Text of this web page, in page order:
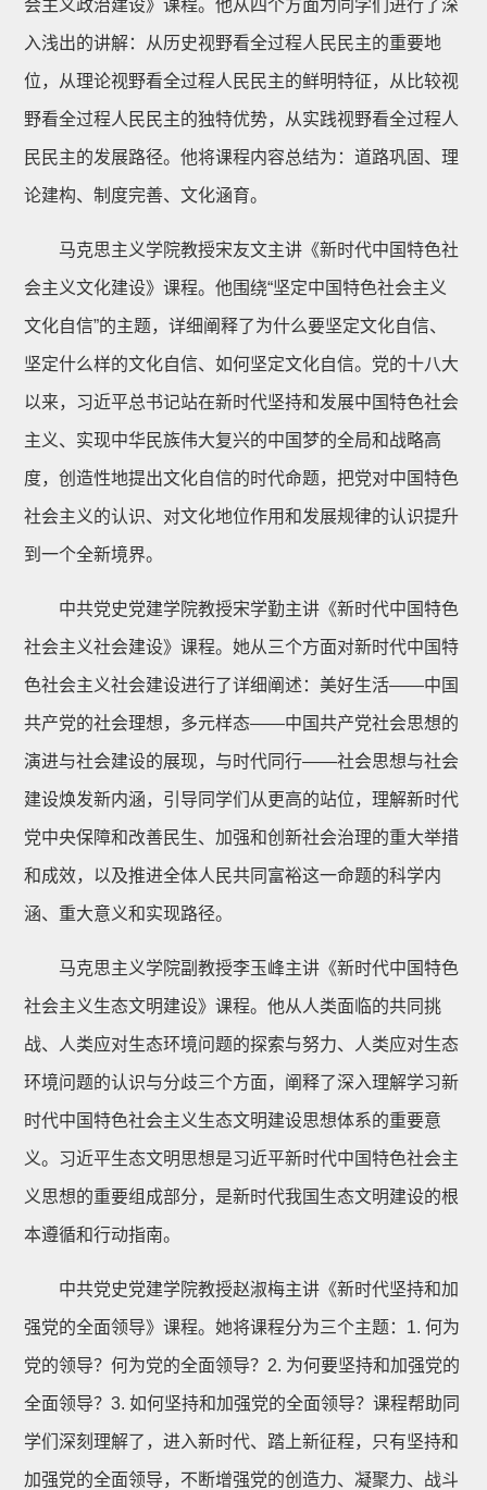
会主义政治建设》课程。他从四个方面为同学们进行了深
入浅出的讲解：从历史视野看全过程人民民主的重要地
位，从理论视野看全过程人民民主的鲜明特征，从比较视
野看全过程人民民主的独特优势，从实践视野看全过程人
民民主的发展路径。他将课程内容总结为：道路巩固、理
论建构、制度完善、文化涵育。
马克思主义学院教授宋友文主讲《新时代中国特色社
会主义文化建设》课程。他围绕“坚定中国特色社会主义
文化自信”的主题，详细阐释了为什么要坚定文化自信、
坚定什么样的文化自信、如何坚定文化自信。党的十八大
以来，习近平总书记站在新时代坚持和发展中国特色社会
主义、实现中华民族伟大复兴的中国梦的全局和战略高
度，创造性地提出文化自信的时代命题，把党对中国特色
社会主义的认识、对文化地位作用和发展规律的认识提升
到一个全新境界。
中共党史党建学院教授宋学勤主讲《新时代中国特色
社会主义社会建设》课程。她从三个方面对新时代中国特
色社会主义社会建设进行了详细阐述：美好生活——中国
共产党的社会理想，多元样态——中国共产党社会思想的
演进与社会建设的展现，与时代同行——社会思想与社会
建设焕发新内涵，引导同学们从更高的站位，理解新时代
党中央保障和改善民生、加强和创新社会治理的重大举措
和成效，以及推进全体人民共同富裕这一命题的科学内
涵、重大意义和实现路径。
马克思主义学院副教授李玉峰主讲《新时代中国特色
社会主义生态文明建设》课程。他从人类面临的共同挑
战、人类应对生态环境问题的探索与努力、人类应对生态
环境问题的认识与分歧三个方面，阐释了深入理解学习新
时代中国特色社会主义生态文明建设思想体系的重要意
义。习近平生态文明思想是习近平新时代中国特色社会主
义思想的重要组成部分，是新时代我国生态文明建设的根
本遵循和行动指南。
中共党史党建学院教授赵淑梅主讲《新时代坚持和加
强党的全面领导》课程。她将课程分为三个主题：1. 何为
党的领导？何为党的全面领导？2. 为何要坚持和加强党的
全面领导？3. 如何坚持和加强党的全面领导？课程帮助同
学们深刻理解了，进入新时代、踏上新征程，只有坚持和
加强党的全面领导，不断增强党的创造力、凝聚力、战斗